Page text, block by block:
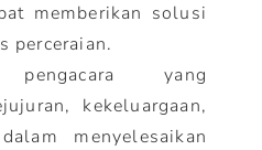
memberikan solusi
perceraian.
yang
kekeluargaan,
menyelesaikan